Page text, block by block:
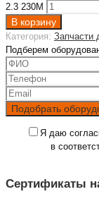
2.3 230М
В корзину
Категория: Запчасти
Подберем
Я даю
в
Сертификаты